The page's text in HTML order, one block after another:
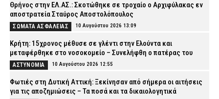
Θρήνος στην ΕΛ.ΑΣ.: Σκοτώθηκε σε τροχαίο ο Αρχιφύλακας εν
αποστρατεία Σταύρος Αποστολόπουλος
ΣΩΜΑΤΑ ΑΣΦΑΛΕΙΑΣ 10 Αυγούστου 2026 13:09
Κρήτη: 15χρονος μέθυσε σε γλέντι στην Ελούντα και
μεταφέρθηκε στο νοσοκομείο – Συνελήφθη ο πατέρας του
ΑΣΤΥΝΟΜΙΑ 10 Αυγούστου 2026 12:55
Φωτιές στη Δυτική Αττική: Ξεκίνησαν από σήμερα οι αιτήσεις
για τις αποζημιώσεις – Τα ποσά και τα δικαιολογητικά